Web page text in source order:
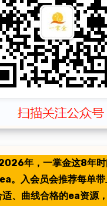
年，一掌金这8年时
。入会员会推荐每单带
、曲线合格的ea资源